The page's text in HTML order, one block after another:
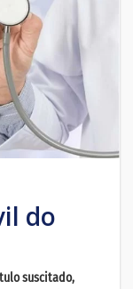
do
suscitado,